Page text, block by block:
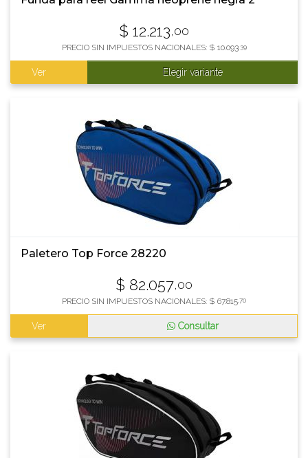
$ 12.213,00
PRECIO SIN IMPUESTOS NACIONALES: $ 10.093,39
Ver Elegir variante
Paletero Top Force 28220
$ 82.057,00
PRECIO SIN IMPUESTOS NACIONALES: $ 67.815,70
Ver Consultar